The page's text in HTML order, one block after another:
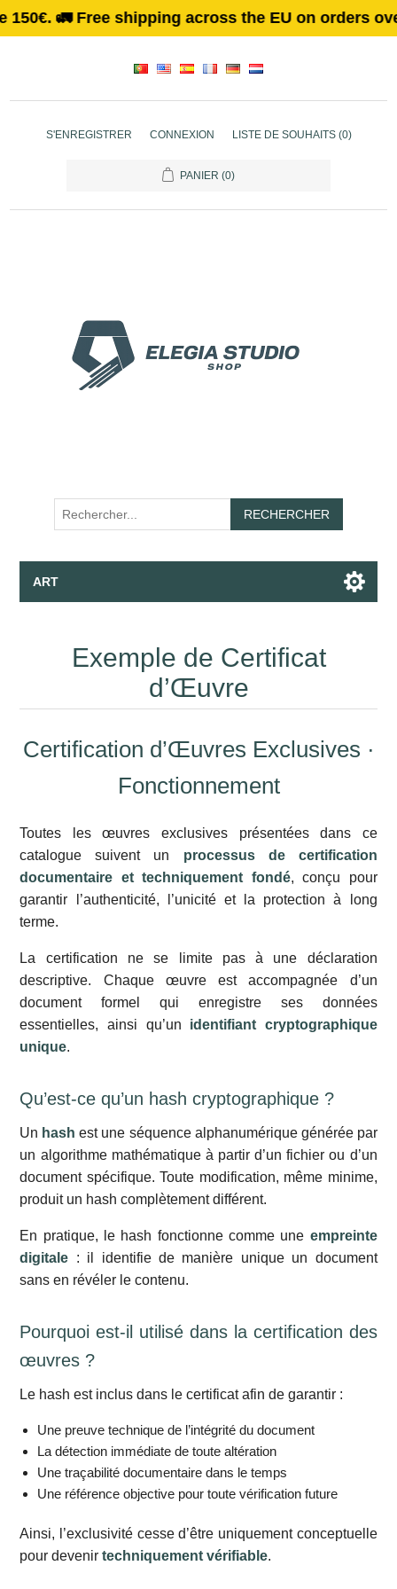
Free shipping across the EU on orders over 150€.
S'ENREGISTRER CONNEXION LISTE DE SOUHAITS (0)
PANIER (0)
RECHERCHER
ART
Parler avec l’Assistant
Exemple de Certificat
d’Œuvre
Certification d’Œuvres Exclusives ·
Fonctionnement
Toutes les œuvres exclusives présentées dans ce
catalogue suivent un processus de certification
documentaire et techniquement fondé, conçu pour
garantir l’authenticité, l’unicité et la protection à long
terme.
La certification ne se limite pas à une déclaration
descriptive. Chaque œuvre est accompagnée d’un
document formel qui enregistre ses données
essentielles, ainsi qu’un identifiant cryptographique
unique.
Qu’est-ce qu’un hash cryptographique ?
Un hash est une séquence alphanumérique générée par
un algorithme mathématique à partir d’un fichier ou d’un
document spécifique. Toute modification, même minime,
produit un hash complètement différent.
En pratique, le hash fonctionne comme une empreinte
digitale : il identifie de manière unique un document
sans en révéler le contenu.
Pourquoi est-il utilisé dans la certification des
œuvres ?
Le hash est inclus dans le certificat afin de garantir :
Une preuve technique de l’intégrité du document
La détection immédiate de toute altération
Une traçabilité documentaire dans le temps
Une référence objective pour toute vérification future
Ainsi, l’exclusivité cesse d’être uniquement conceptuelle
pour devenirtechniquement vérifiable.